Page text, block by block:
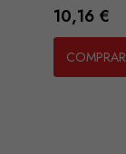
Preço
10,16 €
COMPRAR